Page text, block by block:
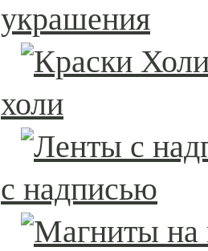
украшения
холи
с надписью